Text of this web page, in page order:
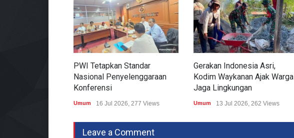
PWI Tetapkan Standar
Nasional Penyelenggaraan
Konferensi
Umum 16 Jul 2026, 277 Views
Gerakan Indonesia Asri,
Kodim Waykanan Ajak Warga
Jaga Lingkungan
Umum 13 Jul 2026, 262 Views
Leave a Comment